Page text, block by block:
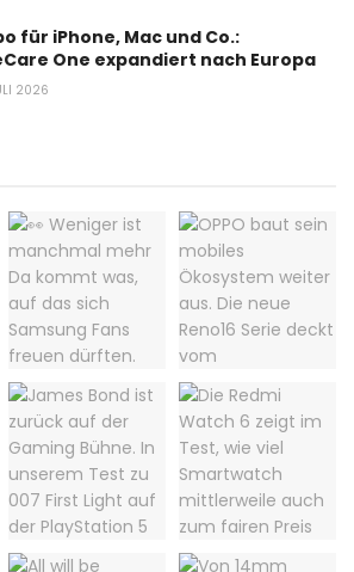
für iPhone, Mac und Co.:
One expandiert nach Europa
2026